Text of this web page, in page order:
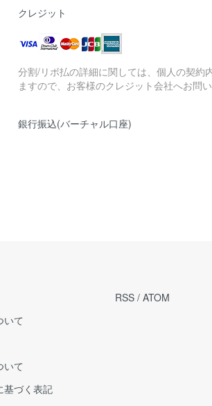
クレジット
分割/リボ払の詳細に関しては、個人の契約
ますので、お客様のクレジット会社へお問い
銀行振込(バーチャル口座)
いて
いて
基づく表記
RSS / ATOM